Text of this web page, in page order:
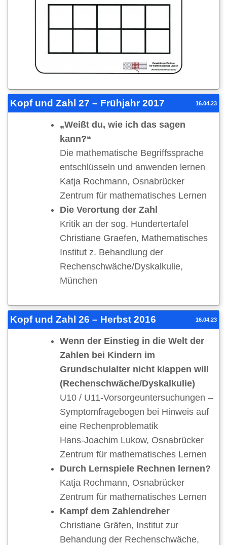
Kopf und Zahl 27 – Frühjahr 2017 16.04.23
„Weißt du, wie ich das sagen
kann?“
Die mathematische Begriffssprache
entschlüsseln und anwenden lernen
Katja Rochmann, Osnabrücker
Zentrum für mathematisches Lernen
Die Verortung der Zahl
Kritik an der sog. Hundertertafel
Christiane Graefen, Mathematisches
Institut z. Behandlung der
Rechenschwäche/Dyskalkulie,
München
Kopf und Zahl 26 – Herbst 2016 16.04.23
Wenn der Einstieg in die Welt der
Zahlen bei Kindern im
Grundschulalter nicht klappen will
(Rechenschwäche/Dyskalkulie)
U10 / U11-Vorsorgeuntersuchungen –
Symptomfragebogen bei Hinweis auf
eine Rechenproblematik
Hans-Joachim Lukow, Osnabrücker
Zentrum für mathematisches Lernen
Durch Lernspiele Rechnen lernen?
Katja Rochmann, Osnabrücker
Zentrum für mathematisches Lernen
Kampf dem Zahlendreher
Christiane Gräfen, Institut zur
Behandung der Rechenschwäche,